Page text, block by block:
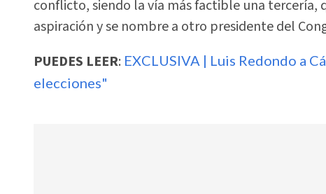
conflicto, siendo la vía más factible una tercería,
aspiración y se nombre a otro presidente del
PUEDES LEER: EXCLUSIVA | Luis Redondo a
elecciones"